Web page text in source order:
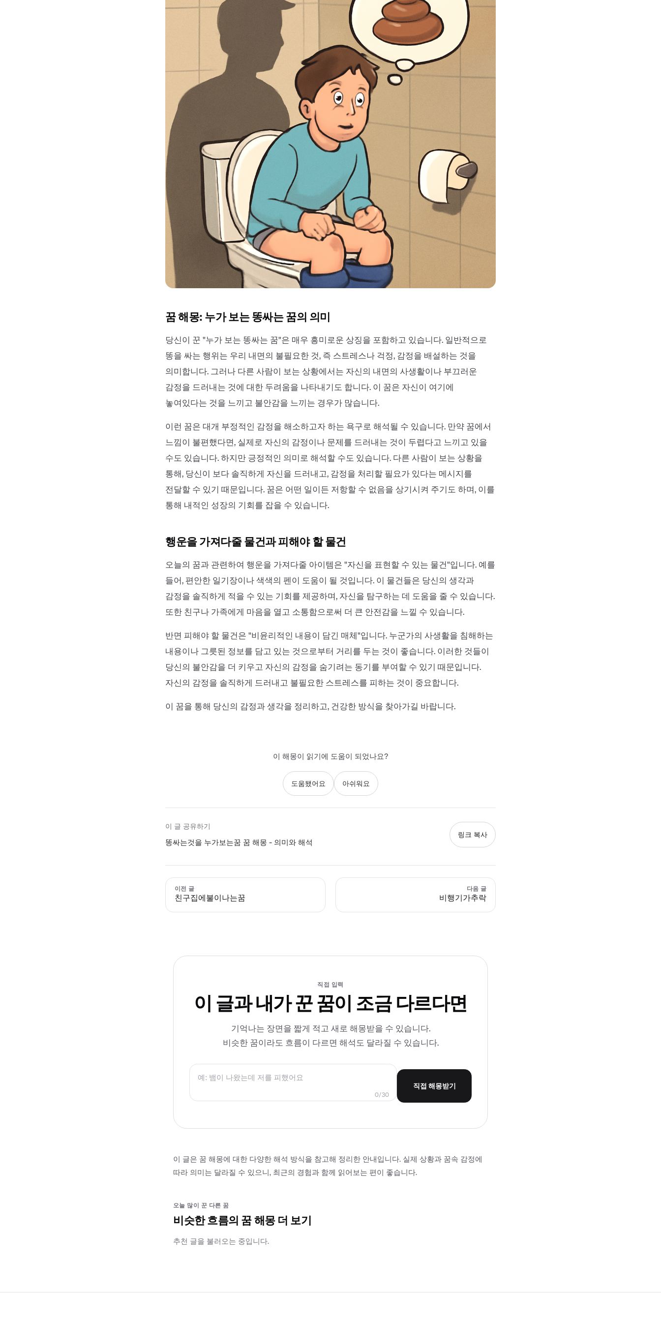
꿈 해몽: 누가 보는 똥싸는 꿈의 의미
당신이 꾼 "누가 보는 똥싸는 꿈"은 매우 흥미로운 상징을 포함하고 있습니다. 일반적으로
똥을 싸는 행위는 우리 내면의 불필요한 것, 즉 스트레스나 걱정, 감정을 배설하는 것을
의미합니다. 그러나 다른 사람이 보는 상황에서는 자신의 내면의 사생활이나 부끄러운
감정을 드러내는 것에 대한 두려움을 나타내기도 합니다. 이 꿈은 자신이 여기에
놓여있다는 것을 느끼고 불안감을 느끼는 경우가 많습니다.
이런 꿈은 대개 부정적인 감정을 해소하고자 하는 욕구로 해석될 수 있습니다. 만약 꿈에서
느낌이 불편했다면, 실제로 자신의 감정이나 문제를 드러내는 것이 두렵다고 느끼고 있을
수도 있습니다. 하지만 긍정적인 의미로 해석할 수도 있습니다. 다른 사람이 보는 상황을
통해, 당신이 보다 솔직하게 자신을 드러내고, 감정을 처리할 필요가 있다는 메시지를
전달할 수 있기 때문입니다. 꿈은 어떤 일이든 저항할 수 없음을 상기시켜 주기도 하며, 이를
통해 내적인 성장의 기회를 잡을 수 있습니다.
행운을 가져다줄 물건과 피해야 할 물건
오늘의 꿈과 관련하여 행운을 가져다줄 아이템은 "자신을 표현할 수 있는 물건"입니다. 예를
들어, 편안한 일기장이나 색색의 펜이 도움이 될 것입니다. 이 물건들은 당신의 생각과
감정을 솔직하게 적을 수 있는 기회를 제공하며, 자신을 탐구하는 데 도움을 줄 수 있습니다.
또한 친구나 가족에게 마음을 열고 소통함으로써 더 큰 안전감을 느낄 수 있습니다.
반면 피해야 할 물건은 "비윤리적인 내용이 담긴 매체"입니다. 누군가의 사생활을 침해하는
내용이나 그릇된 정보를 담고 있는 것으로부터 거리를 두는 것이 좋습니다. 이러한 것들이
당신의 불안감을 더 키우고 자신의 감정을 숨기려는 동기를 부여할 수 있기 때문입니다.
자신의 감정을 솔직하게 드러내고 불필요한 스트레스를 피하는 것이 중요합니다.
이 꿈을 통해 당신의 감정과 생각을 정리하고, 건강한 방식을 찾아가길 바랍니다.
이 해몽이 읽기에 도움이 되었나요?
도움됐어요 아쉬워요
이 글 공유하기
똥싸는것을 누가보는꿈 꿈 해몽 - 의미와 해석
링크 복사
이전 글
친구집에불이나는꿈
다음 글
비행기가추락
직접 입력
이 글과 내가 꾼 꿈이 조금 다르다면
기억나는 장면을 짧게 적고 새로 해몽받을 수 있습니다.
비슷한 꿈이라도 흐름이 다르면 해석도 달라질 수 있습니다.
0/30
직접 해몽받기
이 글은 꿈 해몽에 대한 다양한 해석 방식을 참고해 정리한 안내입니다. 실제 상황과 꿈속 감정에
따라 의미는 달라질 수 있으니, 최근의 경험과 함께 읽어보는 편이 좋습니다.
오늘 많이 꾼 다른 꿈
비슷한 흐름의 꿈 해몽 더 보기
추천 글을 불러오는 중입니다.